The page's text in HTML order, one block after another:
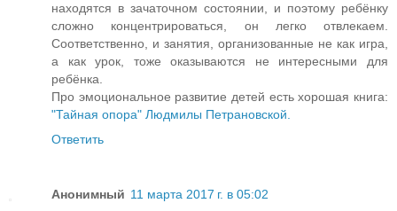
находятся в зачаточном состоянии, и поэтому ребёнку
сложно концентрироваться, он легко отвлекаем.
Соответственно, и занятия, организованные не как игра,
а как урок, тоже оказываются не интересными для
ребёнка.
Про эмоциональное развитие детей есть хорошая книга:
"Тайная опора" Людмилы Петрановской.
Ответить
Анонимный 11 марта 2017 г. в 05:02